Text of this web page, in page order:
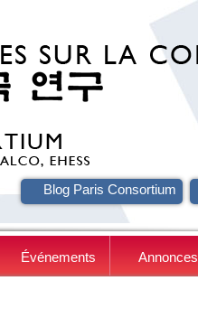
Blog Paris Consortium
Événements Annonces